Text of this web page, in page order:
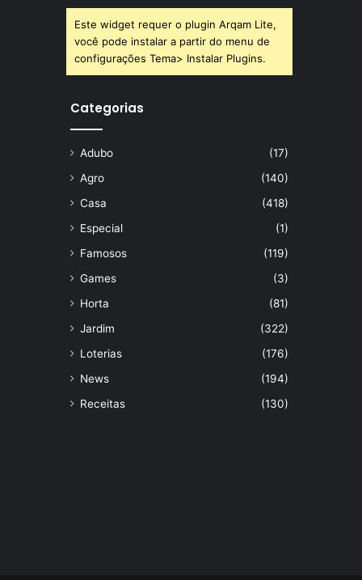
Este widget requer o plugin Arqam Lite,
você pode instalar a partir do menu de
configurações Tema> Instalar Plugins.
Categorias
Adubo
(17)
Agro
(140)
Casa
(418)
Especial
(1)
Famosos
(119)
Games
(3)
Horta
(81)
Jardim
(322)
Loterias
(176)
News
(194)
Receitas
(130)